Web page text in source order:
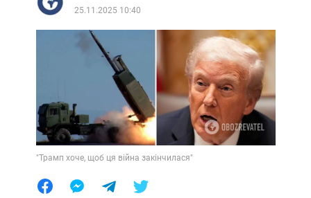
25.11.2025 10:40
"Трамп хоче, щоб ця війна закінчилася"